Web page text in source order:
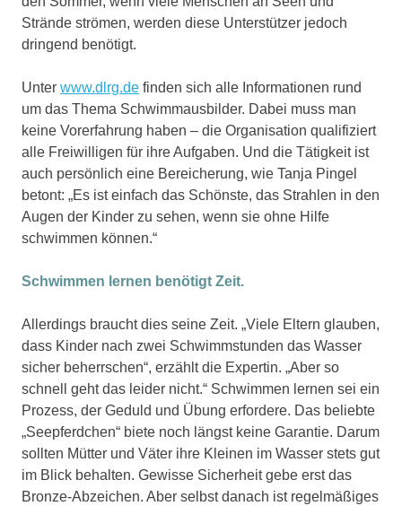
Strände strömen, werden diese Unterstützer jedoch
dringend benötigt.
Unter www.dlrg.de finden sich alle Informationen rund
um das Thema Schwimmausbilder. Dabei muss man
keine Vorerfahrung haben – die Organisation qualifiziert
alle Freiwilligen für ihre Aufgaben. Und die Tätigkeit ist
auch persönlich eine Bereicherung, wie Tanja Pingel
betont: „Es ist einfach das Schönste, das Strahlen in den
Augen der Kinder zu sehen, wenn sie ohne Hilfe
schwimmen können.“
Schwimmen lernen benötigt Zeit.
Allerdings braucht dies seine Zeit. „Viele Eltern glauben,
dass Kinder nach zwei Schwimmstunden das Wasser
sicher beherrschen“, erzählt die Expertin. „Aber so
schnell geht das leider nicht.“ Schwimmen lernen sei ein
Prozess, der Geduld und Übung erfordere. Das beliebte
„Seepferdchen“ biete noch längst keine Garantie. Darum
sollten Mütter und Väter ihre Kleinen im Wasser stets gut
im Blick behalten. Gewisse Sicherheit gebe erst das
Bronze-Abzeichen. Aber selbst danach ist regelmäßiges